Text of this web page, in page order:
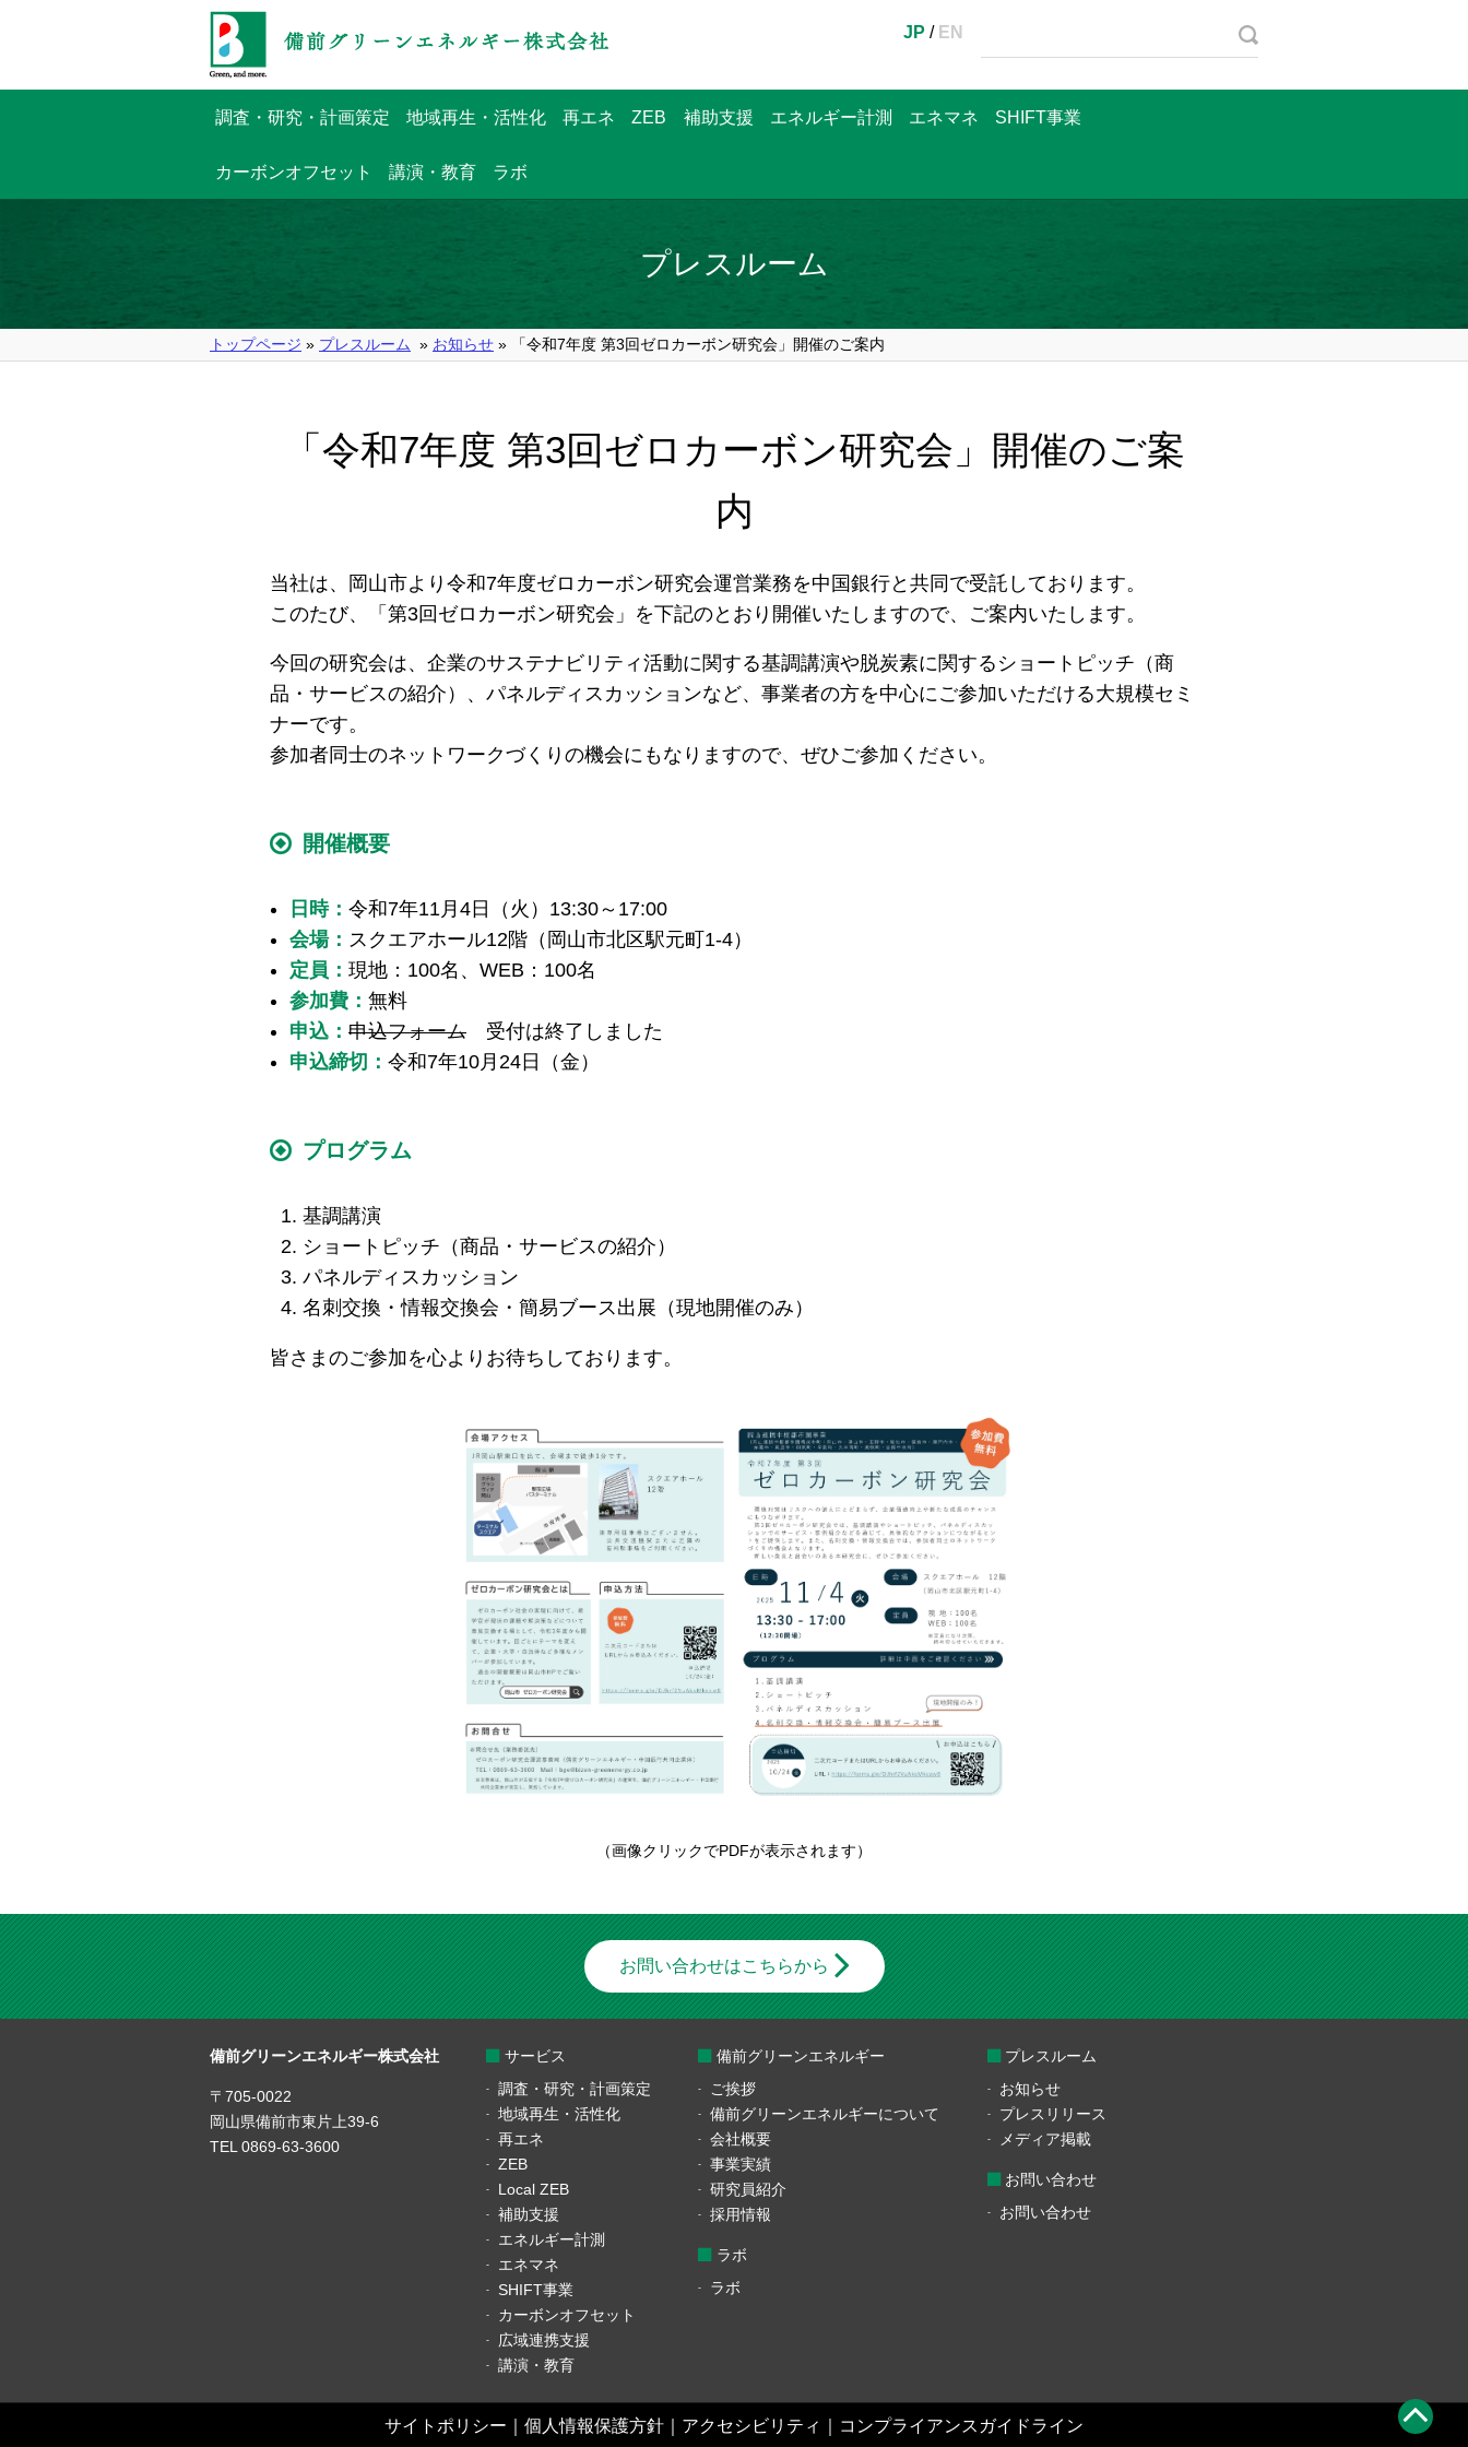
JP / EN
調査・研究・計画策定 地域再生・活性化 再エネ ZEB 補助支援 エネルギー計測 エネマネ SHIFT事業
カーボンオフセット 講演・教育 ラボ
プレスルーム
トップページ » プレスルーム » お知らせ » 「令和7年度 第3回ゼロカーボン研究会」開催のご案内
「令和7年度 第3回ゼロカーボン研究会」開催のご案
内
当社は、岡山市より令和7年度ゼロカーボン研究会運営業務を中国銀行と共同で受託しております。
このたび、「第3回ゼロカーボン研究会」を下記のとおり開催いたしますので、ご案内いたします。
今回の研究会は、企業のサステナビリティ活動に関する基調講演や脱炭素に関するショートピッチ（商
品・サービスの紹介）、パネルディスカッションなど、事業者の方を中心にご参加いただける大規模セミ
ナーです。
参加者同士のネットワークづくりの機会にもなりますので、ぜひご参加ください。
開催概要
日時： 令和7年11月4日（火）13:30～17:00
会場： スクエアホール12階（岡山市北区駅元町1-4）
定員： 現地：100名、WEB：100名
参加費： 無料
申込： 申込フォーム 受付は終了しました
申込締切： 令和7年10月24日（金）
プログラム
基調講演
ショートピッチ（商品・サービスの紹介）
パネルディスカッション
名刺交換・情報交換会・簡易ブース出展（現地開催のみ）
皆さまのご参加を心よりお待ちしております。
（画像クリックでPDFが表示されます）
お問い合わせはこちらから
備前グリーンエネルギー株式会社
〒705-0022
岡山県備前市東片上39-6
TEL 0869-63-3600
サービス
調査・研究・計画策定
地域再生・活性化
再エネ
ZEB
Local ZEB
補助支援
エネルギー計測
エネマネ
SHIFT事業
カーボンオフセット
広域連携支援
講演・教育
備前グリーンエネルギー
ご挨拶
備前グリーンエネルギーについて
会社概要
事業実績
研究員紹介
採用情報
ラボ
ラボ
プレスルーム
お知らせ
プレスリリース
メディア掲載
お問い合わせ
お問い合わせ
サイトポリシー 個人情報保護方針 アクセシビリティ コンプライアンスガイドライン